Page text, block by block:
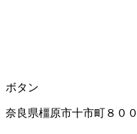
ボタン
奈良県橿原市十市町８００